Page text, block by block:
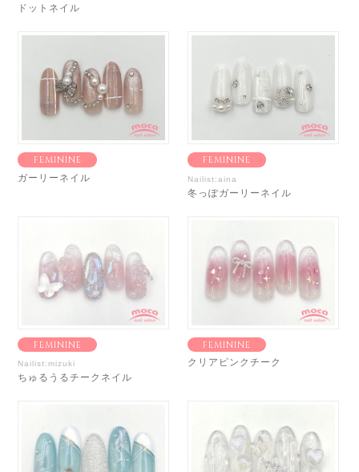
ドットネイル
FEMININE
ガーリーネイル
FEMININE
Nailist:aina
冬っぽガーリーネイル
FEMININE
Nailist:mizuki
ちゅるうるチークネイル
FEMININE
クリアピンクチーク